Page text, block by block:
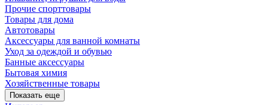
Прочие спорттовары
Товары для дома
Автотовары
Аксессуары для ванной комнаты
Уход за одеждой и обувью
Банные аксессуары
Бытовая химия
Хозяйственные товары
Показать еще